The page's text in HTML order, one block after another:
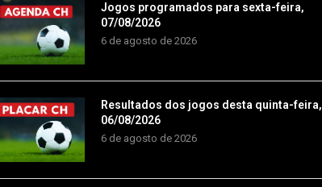
Jogos programados para sexta-feira,
07/08/2026
6 de agosto de 2026
Resultados dos jogos desta quinta-feira,
06/08/2026
6 de agosto de 2026